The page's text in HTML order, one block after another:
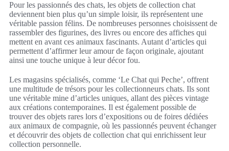
Pour les passionnés des chats, les objets de collection chat
deviennent bien plus qu’un simple loisir, ils représentent une
véritable passion félins. De nombreuses personnes choisissent de
rassembler des figurines, des livres ou encore des affiches qui
mettent en avant ces animaux fascinants. Autant d’articles qui
permettent d’affirmer leur amour de façon originale, ajoutant
ainsi une touche unique à leur décor fou.
Les magasins spécialisés, comme ‘Le Chat qui Peche’, offrent
une multitude de trésors pour les collectionneurs chats. Ils sont
une véritable mine d’articles uniques, allant des pièces vintage
aux créations contemporaines. Il est également possible de
trouver des objets rares lors d’expositions ou de foires dédiées
aux animaux de compagnie, où les passionnés peuvent échanger
et découvrir des objets de collection chat qui enrichissent leur
collection personnelle.